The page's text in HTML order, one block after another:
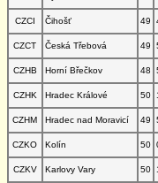
CZCI
Čihošť 49
CZCT
Česká Třebová 49
CZHB
Horní Břečkov 48
CZHK
Hradec Králové 50
CZHM
Hradec nad Moravicí 49
CZKO
Kolín 50
CZKV
Karlovy Vary 50